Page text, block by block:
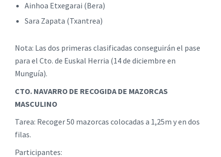
Ainhoa Etxegarai (Bera)
Sara Zapata (Txantrea)
Nota: Las dos primeras clasificadas conseguirán el pase
para el Cto. de Euskal Herria (14 de diciembre en
Munguía).
CTO. NAVARRO DE RECOGIDA DE MAZORCAS
MASCULINO
Tarea: Recoger 50 mazorcas colocadas a 1,25m y en dos
filas.
Participantes: